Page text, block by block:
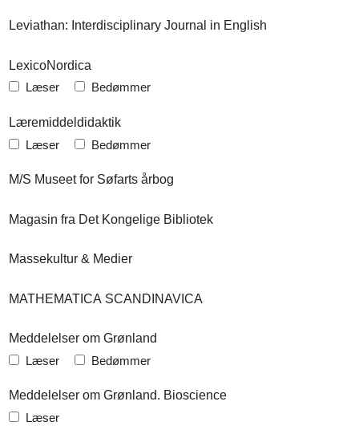
Leviathan: Interdisciplinary Journal in English
LexicoNordica
Læser Bedømmer
Læremiddeldidaktik
Læser Bedømmer
M/S Museet for Søfarts årbog
Magasin fra Det Kongelige Bibliotek
Massekultur & Medier
MATHEMATICA SCANDINAVICA
Meddelelser om Grønland
Læser Bedømmer
Meddelelser om Grønland. Bioscience
Læser